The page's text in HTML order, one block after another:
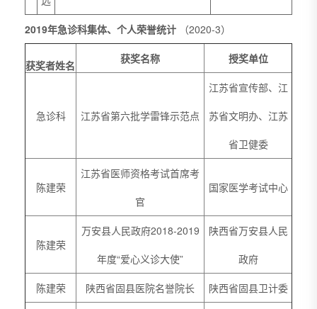
2019年急诊科集体、个人荣誉统计 （2020-3）
获奖者姓名 获奖名称 授奖单位
急诊科 江苏省第六批学雷锋示范点
江苏省宣传部、江
苏省文明办、江苏
省卫健委
陈建荣
江苏省医师资格考试首席考
官
国家医学考试中心
陈建荣
万安县人民政府2018-2019
年度“爱心义诊大使”
陕西省万安县人民
政府
陈建荣 陕西省固县医院名誉院长 陕西省固县卫计委